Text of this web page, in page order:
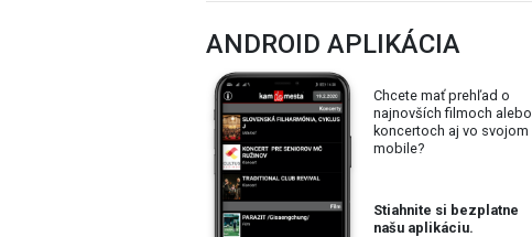
ANDROID APLIKÁCIA
Chcete mať prehľad o
najnovších filmoch alebo
koncertoch aj vo svojom
mobile?
Stiahnite si bezplatne
našu aplikáciu.